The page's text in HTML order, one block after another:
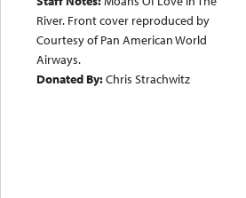
River. Front cover reproduced by
Courtesy of Pan American World
Airways.
Donated By:Chris Strachwitz